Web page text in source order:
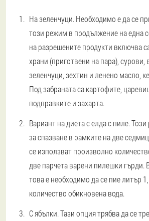
На зеленчуци. Необходимо е да се
този режим в продължение на една
на разрешените продукти включва
храни (приготвени на пара), сурови,
зеленчуци, зехтин и ленено масло,
Под забраната са картофите,
подправките и захарта.
Вариант на диета с елда с пиле.
за спазване в рамките на две
се използват произволно
две парчета варени пилешки гърди.
това е необходимо да се пие литър
количество обикновена вода.
С ябълки. Тази опция трябва да се